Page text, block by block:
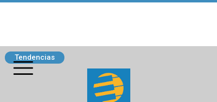
Tendencias